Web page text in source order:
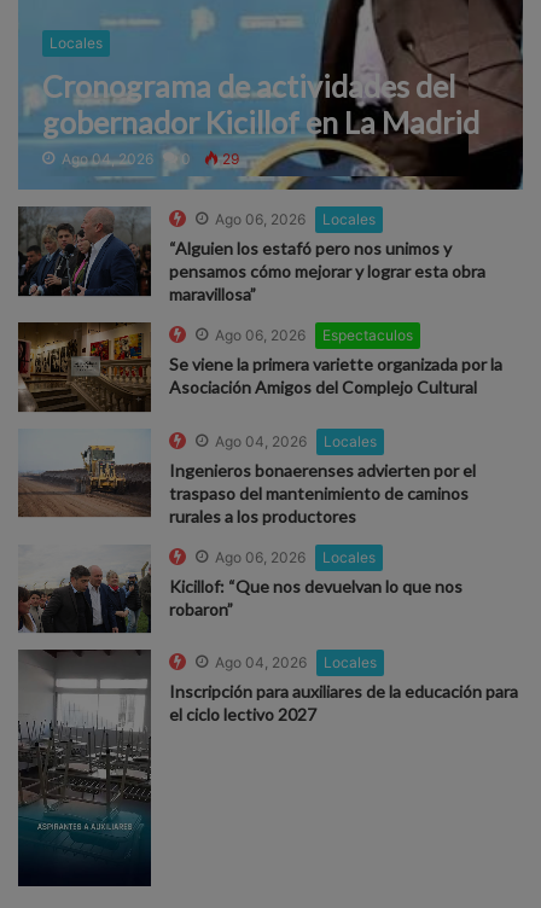
Locales
Cronograma de actividades del
gobernador Kicillof en La Madrid
Ago 04, 2026 0 29
Ago 06, 2026 Locales
“Alguien los estafó pero nos unimos y
pensamos cómo mejorar y lograr esta obra
maravillosa”
Ago 06, 2026 Espectaculos
Se viene la primera variette organizada por la
Asociación Amigos del Complejo Cultural
Ago 04, 2026 Locales
Ingenieros bonaerenses advierten por el
traspaso del mantenimiento de caminos
rurales a los productores
Ago 06, 2026 Locales
Kicillof: “Que nos devuelvan lo que nos
robaron”
Ago 04, 2026 Locales
Inscripción para auxiliares de la educación para
el ciclo lectivo 2027